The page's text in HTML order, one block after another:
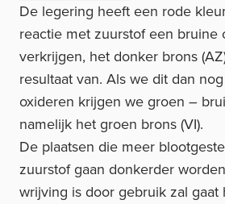
De legering heeft een rode
reactie met zuurstof een bruine
verkrijgen, het donker brons
resultaat van. Als we dit dan
oxideren krijgen we groen –
namelijk het groen brons (VI).
De plaatsen die meer
zuurstof gaan donkerder
wrijving is door gebruik zal